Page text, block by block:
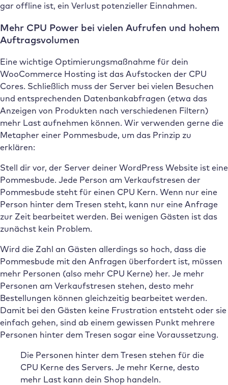
gar offline ist, ein Verlust potenzieller Einnahmen.
Mehr CPU Power bei vielen Aufrufen und hohem
Auftragsvolumen
Eine wichtige Optimierungsmaßnahme für dein
WooCommerce Hosting ist das Aufstocken der CPU
Cores. Schließlich muss der Server bei vielen Besuchen
und entsprechenden Datenbankabfragen (etwa das
Anzeigen von Produkten nach verschiedenen Filtern)
mehr Last aufnehmen können. Wir verwenden gerne die
Metapher einer Pommesbude, um das Prinzip zu
erklären:
Stell dir vor, der Server deiner WordPress Website ist eine
Pommesbude. Jede Person am Verkaufstresen der
Pommesbude steht für einen CPU Kern. Wenn nur eine
Person hinter dem Tresen steht, kann nur eine Anfrage
zur Zeit bearbeitet werden. Bei wenigen Gästen ist das
zunächst kein Problem.
Wird die Zahl an Gästen allerdings so hoch, dass die
Pommesbude mit den Anfragen überfordert ist, müssen
mehr Personen (also mehr CPU Kerne) her. Je mehr
Personen am Verkaufstresen stehen, desto mehr
Bestellungen können gleichzeitig bearbeitet werden.
Damit bei den Gästen keine Frustration entsteht oder sie
einfach gehen, sind ab einem gewissen Punkt mehrere
Personen hinter dem Tresen sogar eine Voraussetzung.
Die Personen hinter dem Tresen stehen für die
CPU Kerne des Servers. Je mehr Kerne, desto
mehr Last kann dein Shop handeln.